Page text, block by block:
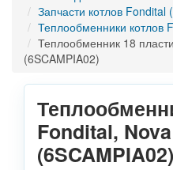
Запчасти котлов Fondital
Теплообменники котлов
Теплообменник 18
(6SCAMPIA02)
Fondital,
(6SCAMPIA02)